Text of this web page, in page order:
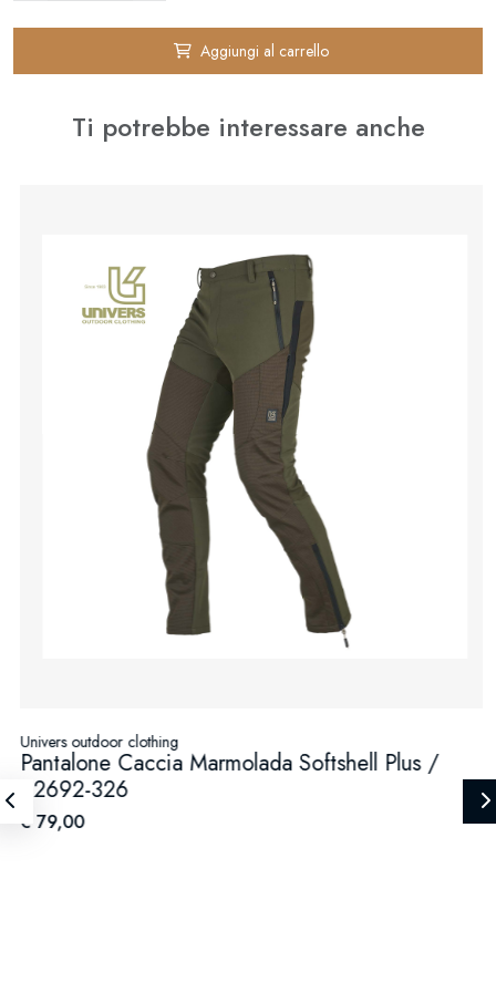
Aggiungi al carrello
Ti potrebbe interessare anche
Univers outdoor clothing
Pantalone Caccia Marmolada Softshell Plus /
92692-326
€ 79,00